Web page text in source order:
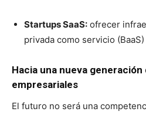
Startups SaaS: ofrecer
privada como servicio
Hacia una nueva
empresariales
El futuro no será una